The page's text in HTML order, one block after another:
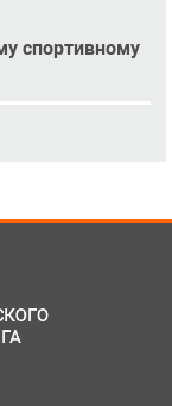
спортивному